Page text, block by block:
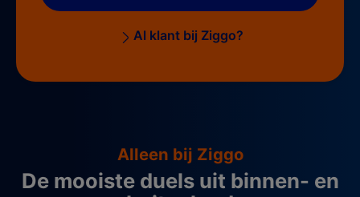
Al klant bij Ziggo?
Alleen bij Ziggo
De mooiste duels uit binnen- en